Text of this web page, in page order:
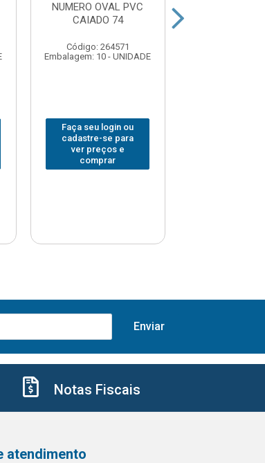
NUMERO OVAL PVC
CAIADO 74
Código: 264571
Embalagem: 10 - UNIDADE
Faça seu login ou
cadastre-se para
ver preços e
comprar
Notas Fiscais
atendimento